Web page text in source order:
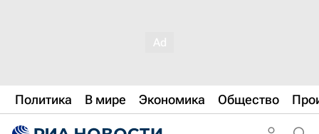
Политика В мире Экономика Общество